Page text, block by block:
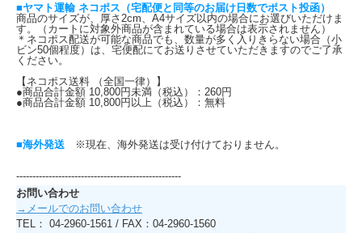
■ヤマト運輸 ネコポス（宅配便と同等のお届け日数でポスト投函）
商品のサイズが、厚さ2cm、A4サイズ以内の場合にお選びいただけま
す。（カートに対象外商品が含まれている場合は表示されません）
＊ネコポス配送が可能な商品でも、数量が多く入りきらない場合（小
ビン50個程度）は、宅便配にてお送りさせていただきますのでご了承
ください。
【ネコポス送料 （全国一律）】
●商品合計金額 10,800円未満（税込）：260円
●商品合計金額 10,800円以上（税込）：無料
■海外発送 ※現在、海外発送は受け付けておりません。
---------------------------------------------------
お問い合わせ
→メールでのお問い合わせ
TEL： 04-2960-1561 / FAX：04-2960-1560